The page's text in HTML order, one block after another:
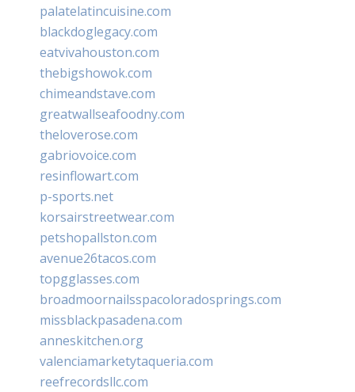
palatelatincuisine.com
blackdoglegacy.com
eatvivahouston.com
thebigshowok.com
chimeandstave.com
greatwallseafoodny.com
theloverose.com
gabriovoice.com
resinflowart.com
p-sports.net
korsairstreetwear.com
petshopallston.com
avenue26tacos.com
topgglasses.com
broadmoornailsspacoloradosprings.com
missblackpasadena.com
anneskitchen.org
valenciamarketytaqueria.com
reefrecordsllc.com